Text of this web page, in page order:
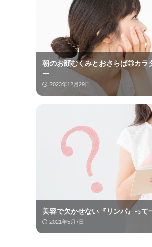
朝のお顔むくみとおさらば◎カラ
ー
2023年12月29日
美容で欠かせない『リンパ』って
2021年5月7日